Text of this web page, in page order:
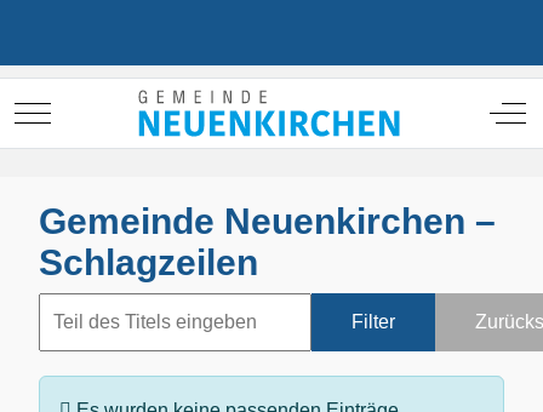
Mobile Menu Toggle Off-
Gemeinde Neuenkirchen –
Schlagzeilen
Filter